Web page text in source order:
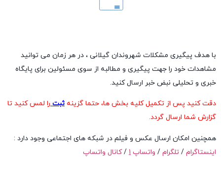
با هدف پیگیری مشکلات شهروندان گیلانی ، در هر زمان می توانید
مشاهدات خود را جهت پیگیری و مطالبه از سوی مسئولین برای پایگاه
خبری و تحلیلی نبض خبر ارسال کنید.
دقت کنید پس از تکمیل کلیه بخش ها، حتما گزینه ثبت را لمس کنید تا
گزارش شما ارسال گردد.
همچنین امکان ارسال عکس و فیلم در شبکه های اجتماعی وجود دارد :
اینستاگرام / تلگرام / واتساپ 1
/کانال واتساپ